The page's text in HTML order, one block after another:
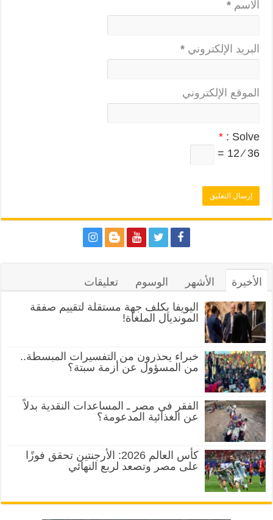
الاسم *
البريد الإلكتروني *
الموقع الإلكتروني
Solve :
*
36 ⁄ 12 =
الأخيرة الأشهر الوسوم تعليقات
اليويفا يكلف جهة مستقلة لتقييم صفقة
المونديال الملغاة!
خبراء يحذرون من التفسيرات المبسطة..
من المسؤول عن أزمة سبتة؟
الفقر في مصر ـ المساعدات النقدية بدلاً
عن الغذائية المدعومة؟
كأس العالم 2026: الأرجنتين تحقق فوزًا
على مصر وتصعد لربع النهائي